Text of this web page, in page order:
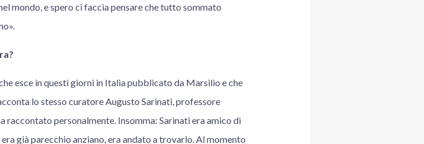
mondo, e spero ci faccia pensare che tutto sommato
esce in questi giorni in Italia pubblicato da Marsilio e che
lo stesso curatore Augusto Sarinati, professore
personalmente. Insomma: Sarinati era amico di
già parecchio anziano, era andato a trovarlo. Al momento